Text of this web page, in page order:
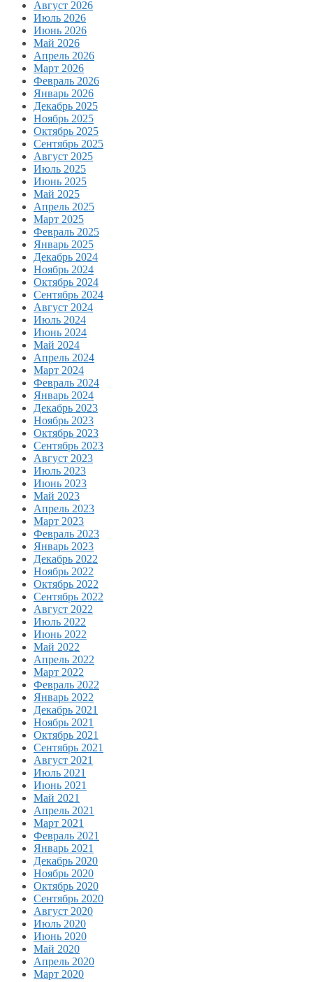
Август 2026
Июль 2026
Июнь 2026
Май 2026
Апрель 2026
Март 2026
Февраль 2026
Январь 2026
Декабрь 2025
Ноябрь 2025
Октябрь 2025
Сентябрь 2025
Август 2025
Июль 2025
Июнь 2025
Май 2025
Апрель 2025
Март 2025
Февраль 2025
Январь 2025
Декабрь 2024
Ноябрь 2024
Октябрь 2024
Сентябрь 2024
Август 2024
Июль 2024
Июнь 2024
Май 2024
Апрель 2024
Март 2024
Февраль 2024
Январь 2024
Декабрь 2023
Ноябрь 2023
Октябрь 2023
Сентябрь 2023
Август 2023
Июль 2023
Июнь 2023
Май 2023
Апрель 2023
Март 2023
Февраль 2023
Январь 2023
Декабрь 2022
Ноябрь 2022
Октябрь 2022
Сентябрь 2022
Август 2022
Июль 2022
Июнь 2022
Май 2022
Апрель 2022
Март 2022
Февраль 2022
Январь 2022
Декабрь 2021
Ноябрь 2021
Октябрь 2021
Сентябрь 2021
Август 2021
Июль 2021
Июнь 2021
Май 2021
Апрель 2021
Март 2021
Февраль 2021
Январь 2021
Декабрь 2020
Ноябрь 2020
Октябрь 2020
Сентябрь 2020
Август 2020
Июль 2020
Июнь 2020
Май 2020
Апрель 2020
Март 2020